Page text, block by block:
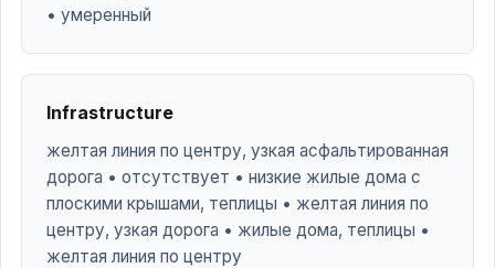
• умеренный
Infrastructure
желтая линия по центру, узкая асфальтированная
дорога • отсутствует • низкие жилые дома с
плоскими крышами, теплицы • желтая линия по
центру, узкая дорога • жилые дома, теплицы •
желтая линия по центру